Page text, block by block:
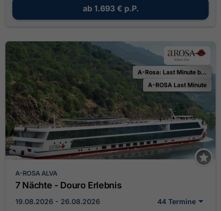
ab 1.693 € p.P.
A-Rosa: Last Minute bis zu 25 % Ermäßigung
A-ROSA Last Minute
A-ROSA ALVA
7 Nächte - Douro Erlebnis
19.08.2026 - 26.08.2026 44 Termine